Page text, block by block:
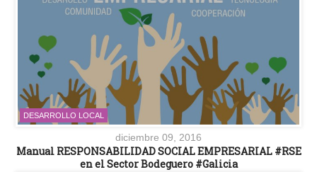
DESARROLLO LOCAL
diciembre 09, 2016
Manual RESPONSABILIDAD SOCIAL EMPRESARIAL #RSE
en el Sector Bodeguero #Galicia